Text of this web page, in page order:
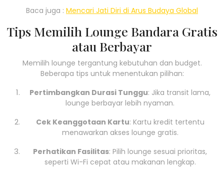
Baca juga : Mencari Jati Diri di Arus Budaya Global
Tips Memilih Lounge Bandara Gratis
atau Berbayar
Memilih lounge tergantung kebutuhan dan budget.
Beberapa tips untuk menentukan pilihan:
Pertimbangkan Durasi Tunggu: Jika transit lama,
lounge berbayar lebih nyaman.
Cek Keanggotaan Kartu: Kartu kredit tertentu
menawarkan akses lounge gratis.
Perhatikan Fasilitas: Pilih lounge sesuai prioritas,
seperti Wi-Fi cepat atau makanan lengkap.